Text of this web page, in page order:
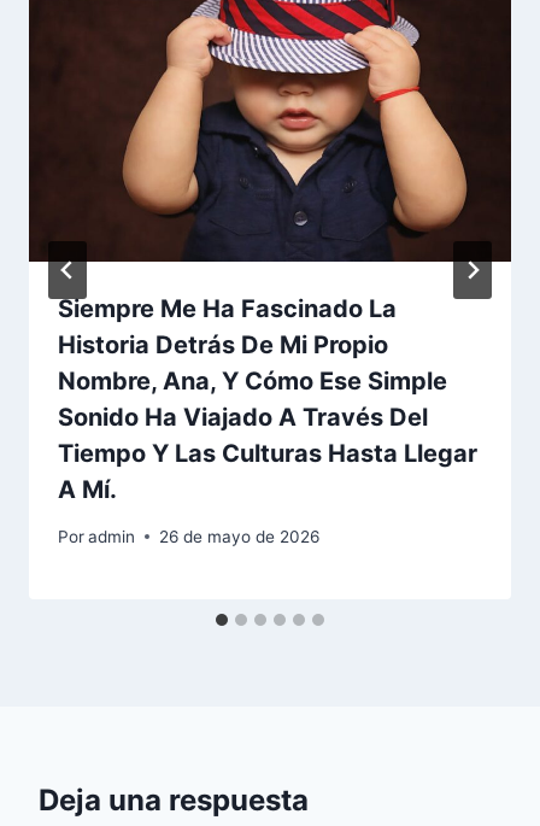
Siempre Me Ha Fascinado La
Historia Detrás De Mi Propio
Nombre, Ana, Y Cómo Ese Simple
Sonido Ha Viajado A Través Del
Tiempo Y Las Culturas Hasta Llegar
A Mí.
Poradmin 26 de mayo de 2026
Deja una respuesta